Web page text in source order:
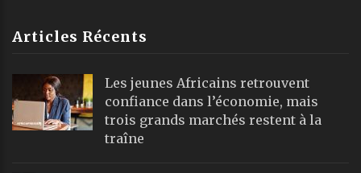
Articles Récents
Les jeunes Africains retrouvent
confiance dans l’économie, mais
trois grands marchés restent à la
traîne